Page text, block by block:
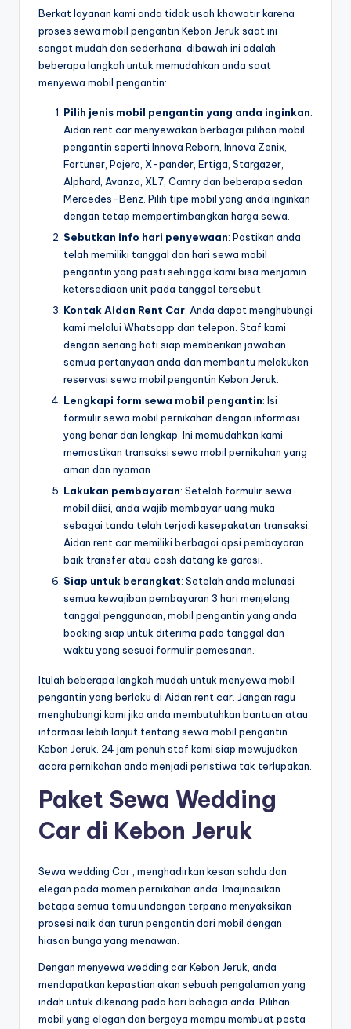
Berkat layanan kami anda tidak usah khawatir karena
proses sewa mobil pengantin Kebon Jeruk saat ini
sangat mudah dan sederhana. dibawah ini adalah
beberapa langkah untuk memudahkan anda saat
menyewa mobil pengantin:
Pilih jenis mobil pengantin yang anda inginkan:
Aidan rent car menyewakan berbagai pilihan mobil
pengantin seperti Innova Reborn, Innova Zenix,
Fortuner, Pajero, X-pander, Ertiga, Stargazer,
Alphard, Avanza, XL7, Camry dan beberapa sedan
Mercedes-Benz. Pilih tipe mobil yang anda inginkan
dengan tetap mempertimbangkan harga sewa.
Sebutkan info hari penyewaan: Pastikan anda
telah memiliki tanggal dan hari sewa mobil
pengantin yang pasti sehingga kami bisa menjamin
ketersediaan unit pada tanggal tersebut.
Kontak Aidan Rent Car: Anda dapat menghubungi
kami melalui Whatsapp dan telepon. Staf kami
dengan senang hati siap memberikan jawaban
semua pertanyaan anda dan membantu melakukan
reservasi sewa mobil pengantin Kebon Jeruk.
Lengkapi form sewa mobil pengantin: Isi
formulir sewa mobil pernikahan dengan informasi
yang benar dan lengkap. Ini memudahkan kami
memastikan transaksi sewa mobil pernikahan yang
aman dan nyaman.
Lakukan pembayaran: Setelah formulir sewa
mobil diisi, anda wajib membayar uang muka
sebagai tanda telah terjadi kesepakatan transaksi.
Aidan rent car memiliki berbagai opsi pembayaran
baik transfer atau cash datang ke garasi.
Siap untuk berangkat: Setelah anda melunasi
semua kewajiban pembayaran 3 hari menjelang
tanggal penggunaan, mobil pengantin yang anda
booking siap untuk diterima pada tanggal dan
waktu yang sesuai formulir pemesanan.
Itulah beberapa langkah mudah untuk menyewa mobil
pengantin yang berlaku di Aidan rent car. Jangan ragu
menghubungi kami jika anda membutuhkan bantuan atau
informasi lebih lanjut tentang sewa mobil pengantin
Kebon Jeruk. 24 jam penuh staf kami siap mewujudkan
acara pernikahan anda menjadi peristiwa tak terlupakan.
Paket Sewa Wedding
Car di Kebon Jeruk
Sewa wedding Car , menghadirkan kesan sahdu dan
elegan pada momen pernikahan anda. Imajinasikan
betapa semua tamu undangan terpana menyaksikan
prosesi naik dan turun pengantin dari mobil dengan
hiasan bunga yang menawan.
Dengan menyewa wedding car Kebon Jeruk, anda
mendapatkan kepastian akan sebuah pengalaman yang
indah untuk dikenang pada hari bahagia anda. Pilihan
mobil yang elegan dan bergaya mampu membuat pesta